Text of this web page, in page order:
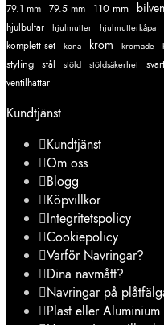
79.1 mm 79.5 mm 110 mm
hjulbultar hjulmutter hjulmutterkåpa
komplett set kona krom kromade
styling
stål stöld stöldsäkerhet svart
ventilhattar
Kundtjänst
Kundtjänst
Om oss
Blogg
Köpvillkor
Integritetspolicy
Cookiepolicy
Varför Navringar?
Dina navmått?
Navringar på
Plast eller Aluminium